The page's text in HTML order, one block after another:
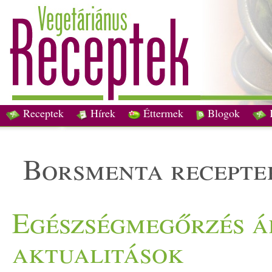
Receptek Hírek Éttermek Blogok
borsmenta
Egészségmegőrzés
aktualitások